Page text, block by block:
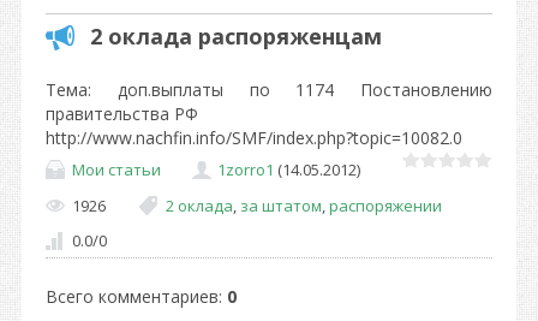
2 оклада распоряженцам
Тема: доп.выплаты по 1174 Постановлению
правительства РФ
http://www.nachfin.info/SMF/index.php?topic=10082.0
Мои статьи 1zorro1 (14.05.2012)
1926
2 оклада за штатом распоряжении
0.0/0
Всего комментариев: 0